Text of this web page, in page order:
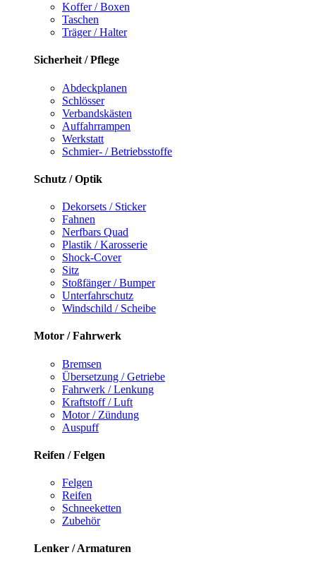
Koffer / Boxen
Taschen
Träger / Halter
Sicherheit / Pflege
Abdeckplanen
Schlösser
Verbandskästen
Auffahrrampen
Werkstatt
Schmier- / Betriebsstoffe
Schutz / Optik
Dekorsets / Sticker
Fahnen
Nerfbars Quad
Plastik / Karosserie
Shock-Cover
Sitz
Stoßfänger / Bumper
Unterfahrschutz
Windschild / Scheibe
Motor / Fahrwerk
Bremsen
Übersetzung / Getriebe
Fahrwerk / Lenkung
Kraftstoff / Luft
Motor / Zündung
Auspuff
Reifen / Felgen
Felgen
Reifen
Schneeketten
Zubehör
Lenker / Armaturen